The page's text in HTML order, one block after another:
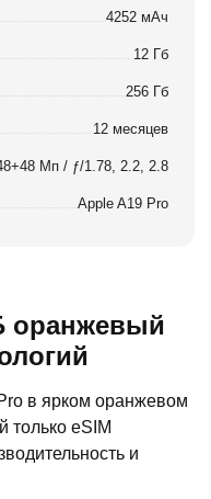
4252 мАч
12 Гб
256 Гб
12 месяцев
Мп / ƒ/1.78, 2.2, 2.8
Apple A19 Pro
оранжевый
в ярком оранжевом
только eSIM
и